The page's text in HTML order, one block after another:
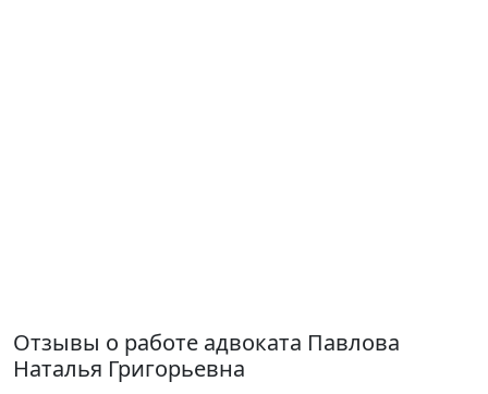
Отзывы о работе адвоката Павлова
Наталья Григорьевна